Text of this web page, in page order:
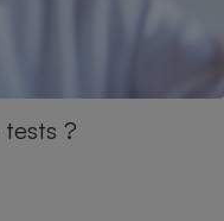
?